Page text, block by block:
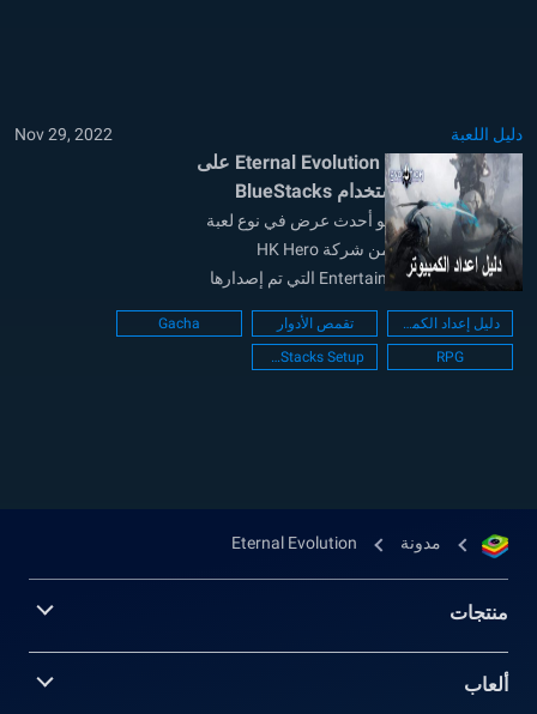
دليل اللعبة Nov 29, 2022
كيفية تثبيت ولعب Eternal Evolution على
جهاز الكمبيوتر باستخدام BlueStacks
Eternal Evolution هو أحدث عرض في نوع لعبة
تقمص الأدوار IDLE من شركة HK Hero
Entertainment Co. ، Limited التي تم إصدارها
مؤخرًا عالميًا لجميع المناطق الرئيسية. بعد اختباره
بشدة في عدة بيئات تجريبية مغلقة ومفتوحة ، شعر
المطورون أخيرًا أن اللعبة في حالة مستقرة ليتم
دليل إعداد الكمبيوتر تقمص الأدوار
Gacha
RPG
BlueStacks Setup
مدونة Eternal Evolution
منتجات
ألعاب